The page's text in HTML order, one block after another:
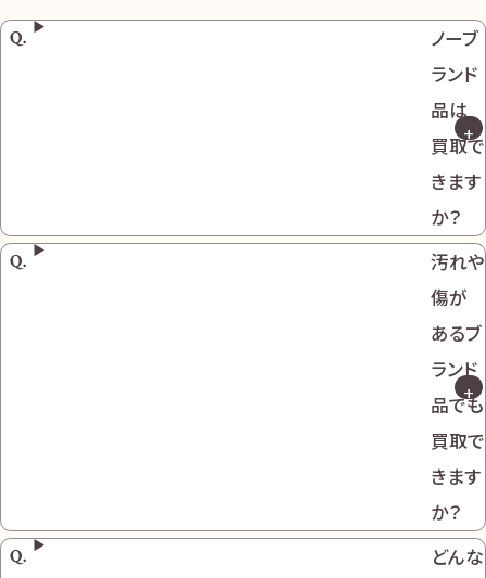
ノーブ
ランド
品は
買取で
きます
か？
汚れや
傷が
あるブ
ランド
品でも
買取で
きます
か？
どんな